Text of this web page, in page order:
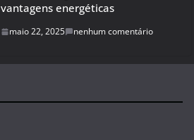
vantagens energéticas
maio 22, 2025 nenhum comentário